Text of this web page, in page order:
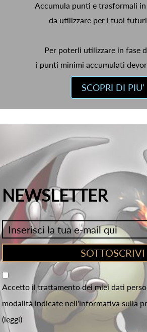
Accumula punti e trasformali
da utilizzare per i tuoi
Per poterli utilizzare in fase
i punti minimi accumulati
SCOPRI DI PIU'
NEWSLETTER
Accetto il trattamento dei miei dati
modalità indicate nell'informativa sulla
(leggi)